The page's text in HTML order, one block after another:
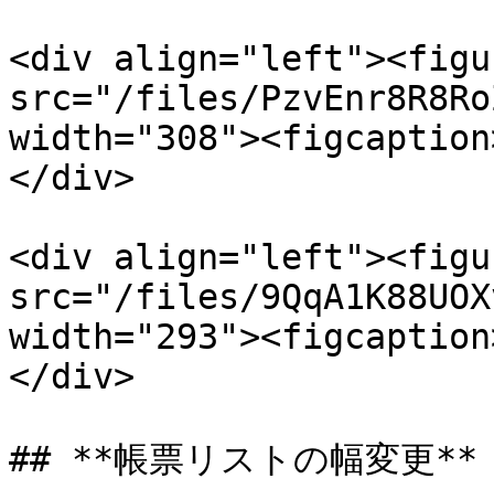
<div
src="/files/
</div>
<div
src="/files/
</div>
## **帳票リストの幅変更**